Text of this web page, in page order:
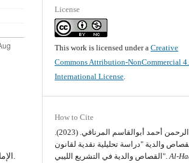
License
This work is licensed under aCreative
Commons Attribution-NonCommercial
International License.
How to Cite
أ. عبد الرحمن أحمد أبوالقاسم المرناقي. (2023).
والدية "دراسة تحليلية نقدية لقانون
القصاص والدية في التشريع الليبي".Al-